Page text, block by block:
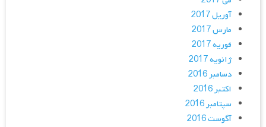
آوریل 2017
مارس 2017
فوریه 2017
ژانویه 2017
دسامبر 2016
اکتبر 2016
سپتامبر 2016
آگوست 2016